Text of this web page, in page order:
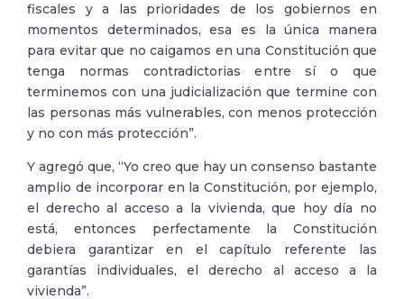
fiscales y a las prioridades de los gobiernos en
momentos determinados, esa es la única manera
para evitar que no caigamos en una Constitución que
tenga normas contradictorias entre sí o que
terminemos con una judicialización que termine con
las personas más vulnerables, con menos protección
y no con más protección”.
Y agregó que, “Yo creo que hay un consenso bastante
amplio de incorporar en la Constitución, por ejemplo,
el derecho al acceso a la vivienda, que hoy día no
está, entonces perfectamente la Constitución
debiera garantizar en el capítulo referente las
garantías individuales, el derecho al acceso a la
vivienda”.